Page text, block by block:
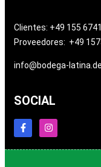
Clientes: +49 155
Proveedores: +49
info@bodega-latina.de
SOCIAL